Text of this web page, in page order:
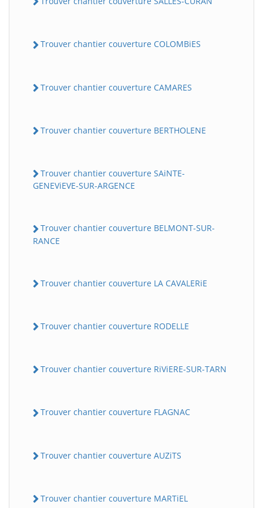
Trouver chantier couverture COLOMBiES
Trouver chantier couverture CAMARES
Trouver chantier couverture BERTHOLENE
Trouver chantier couverture SAiNTE-
GENEViEVE-SUR-ARGENCE
Trouver chantier couverture BELMONT-SUR-
RANCE
Trouver chantier couverture LA CAVALERiE
Trouver chantier couverture RODELLE
Trouver chantier couverture RiViERE-SUR-TARN
Trouver chantier couverture FLAGNAC
Trouver chantier couverture AUZiTS
Trouver chantier couverture MARTiEL